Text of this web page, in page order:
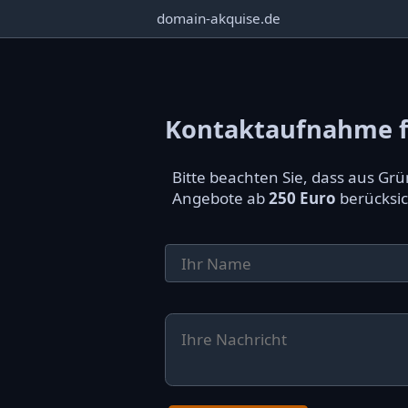
domain-akquise.de
Kontaktaufnahme
Bitte beachten Sie, dass aus
Angebote ab250 Euro